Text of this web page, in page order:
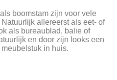
boomstam zijn voor vele
allereerst als eet- of
als bureaublad, balie of
en door zijn looks een
in huis.